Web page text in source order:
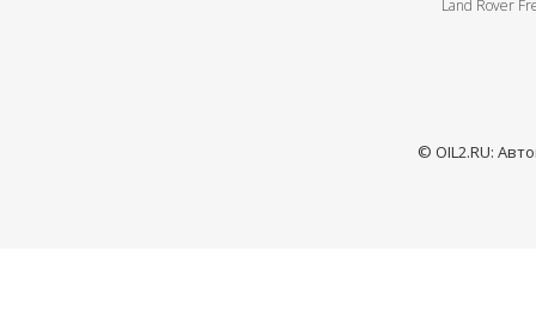
Land Rover
© OIL2.RU: